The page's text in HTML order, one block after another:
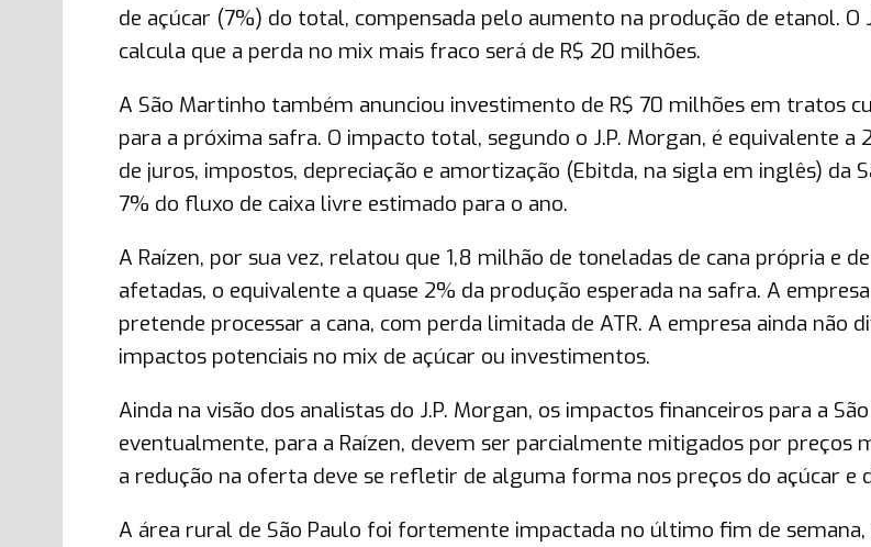
de açúcar (7%) do total, compensada pelo aumento na produção de etanol. O
calcula que a perda no mix mais fraco será de R$ 20 milhões.
A São Martinho também anunciou investimento de R$ 70 milhões em tratos
para a próxima safra. O impacto total, segundo o J.P. Morgan, é equivalente a
de juros, impostos, depreciação e amortização (Ebitda, na sigla em inglês) da
7% do fluxo de caixa livre estimado para o ano.
A Raízen, por sua vez, relatou que 1,8 milhão de toneladas de cana própria e
afetadas, o equivalente a quase 2% da produção esperada na safra. A
pretende processar a cana, com perda limitada de ATR. A empresa ainda não
impactos potenciais no mix de açúcar ou investimentos.
Ainda na visão dos analistas do J.P. Morgan, os impactos financeiros para a
eventualmente, para a Raízen, devem ser parcialmente mitigados por preços
a redução na oferta deve se refletir de alguma forma nos preços do açúcar e
A área rural de São Paulo foi fortemente impactada no último fim de